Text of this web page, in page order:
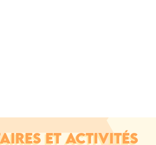
ET ACTIVITÉS